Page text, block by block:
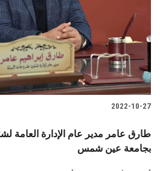
2022-10-27
طارق عامر مدير عام الإدارة العامة
بجامعة عين شمس